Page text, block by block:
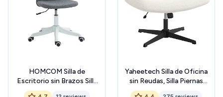
HOMCOM Silla de
Escritorio sin Brazos Silla
de Oficina Giratoria
Yaheetech Silla de Oficina
sin Reudas, Silla Piernas
Cruzadas con Función